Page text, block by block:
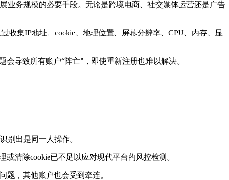
务规模的必要手段。无论是跨境电商、社交媒体运营还是广告
收集IP地址、cookie、地理位置、屏幕分辨率、CPU、内存、显
导致所有账户“阵亡”，即使重新注册也难以解决。
出是同一人操作。
清除cookie已不足以应对现代平台的风控检测。
，其他账户也会受到牵连。